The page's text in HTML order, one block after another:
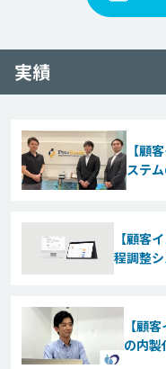
実績
【顧
ステ
【顧客
程調整
【顧
の内製